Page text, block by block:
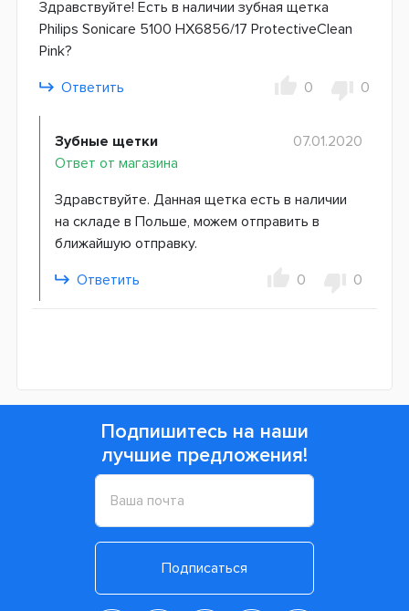
Здравствуйте! Есть в наличии зубная щетка
Philips Sonicare 5100 HX6856/17 ProtectiveClean
Pink?
Ответить
0 0
Зубные щетки
Ответ от магазина
07.01.2020
Здравствуйте. Данная щетка есть в наличии
на складе в Польше, можем отправить в
ближайшую отправку.
Ответить
0 0
Подпишитесь на наши
лучшие предложения!
Подписаться